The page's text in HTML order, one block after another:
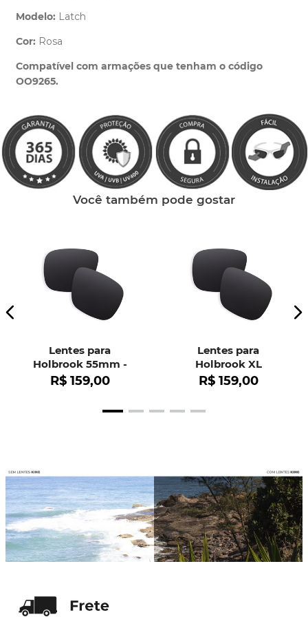
Modelo: Latch
Cor: Rosa
Compatível com armações que tenham o código
OO9265.
Você também pode gostar
Lentes para
Holbrook 55mm -
OO9102
R$ 159,00
Lentes para
Holbrook XL
R$ 159,00